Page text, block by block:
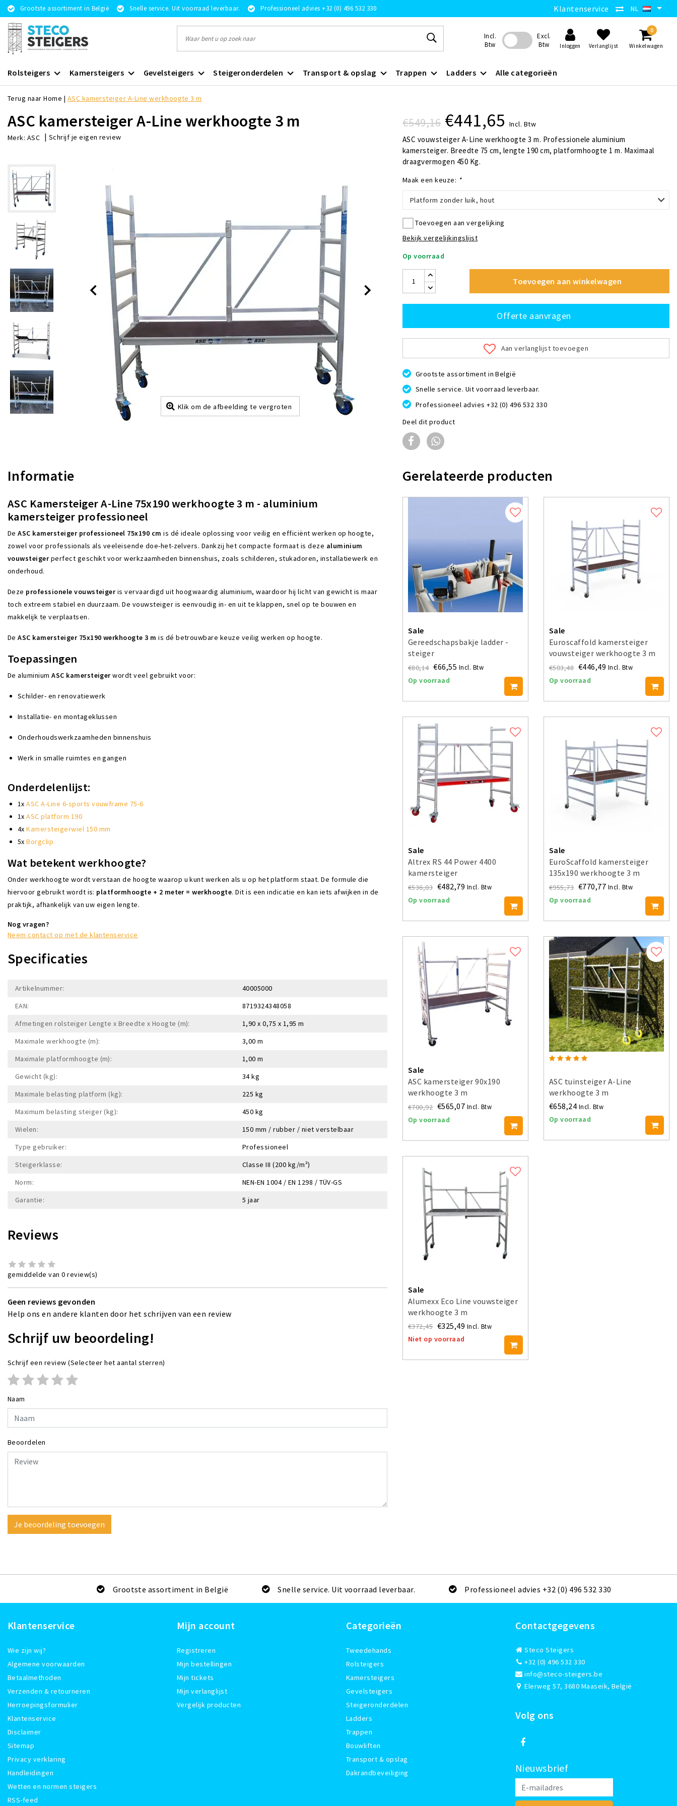
Grootste assortiment in België Snelle service. Uit voorraad leverbaar. Professioneel advies +32 (0) 496 532 330 Klantenservice NL
Incl.
Btw
Excl.
Btw
Inloggen Verlanglijst
0
Winkelwagen
Rolsteigers Kamersteigers Gevelsteigers Steigeronderdelen Transport & opslag Trappen Ladders Alle categorieën
Terug naar Home | ASC kamersteiger A-Line werkhoogte 3 m
ASC kamersteiger A-Line werkhoogte 3 m
Merk: ASC | Schrijf je eigen review
Klik om de afbeelding te vergroten
€549,16 €441,65 Incl. Btw
ASC vouwsteiger A-Line werkhoogte 3 m. Professionele aluminium
kamersteiger. Breedte 75 cm, lengte 190 cm, platformhoogte 1 m. Maximaal
draagvermogen 450 Kg.
Maak een keuze: *
Platform zonder luik, hout
Toevoegen aan vergelijking
Bekijk vergelijkingslijst
Op voorraad
Toevoegen aan winkelwagen
Offerte aanvragen
Aan verlanglijst toevoegen
Grootste assortiment in België
Snelle service. Uit voorraad leverbaar.
Professioneel advies +32 (0) 496 532 330
Deel dit product
Informatie
ASC Kamersteiger A-Line 75x190 werkhoogte 3 m - aluminium
kamersteiger professioneel
DeASC kamersteiger professioneel 75x190 cm is dé ideale oplossing voor veilig en efficiënt werken op hoogte,
zowel voor professionals als veeleisende doe-het-zelvers. Dankzij het compacte formaat is deze aluminium
vouwsteigerperfect geschikt voor werkzaamheden binnenshuis, zoals schilderen, stukadoren, installatiewerk en
onderhoud.
Deze professionele vouwsteigeris vervaardigd uit hoogwaardig aluminium, waardoor hij licht van gewicht is maar
toch extreem stabiel en duurzaam. De vouwsteiger is eenvoudig in- en uit te klappen, snel op te bouwen en
makkelijk te verplaatsen.
DeASC kamersteiger 75x190 werkhoogte 3 m is dé betrouwbare keuze veilig werken op hoogte.
Toepassingen
De aluminiumASC kamersteigerwordt veel gebruikt voor:
Schilder- en renovatiewerk
Installatie- en montageklussen
Onderhoudswerkzaamheden binnenshuis
Werk in smalle ruimtes en gangen
Onderdelenlijst:
1xASC A-Line 6-sports vouwframe 75-6
1xASC platform 190
4xKamersteigerwiel 150 mm
5xBorgclip
Wat betekent werkhoogte?
Onder werkhoogte wordt verstaan de hoogte waarop u kunt werken als u op het platform staat. De formule die
hiervoor gebruikt wordt is: platformhoogte + 2 meter = werkhoogte. Dit is een indicatie en kan iets afwijken in de
praktijk, afhankelijk van uw eigen lengte.
Nog vragen?
Neem contact op met de klantenservice
Specificaties
Artikelnummer:
40005000
EAN:
8719324348058
Afmetingen rolsteiger Lengte x Breedte x Hoogte (m):
1,90 x 0,75 x 1,95 m
Maximale werkhoogte (m):
3,00 m
Maximale platformhoogte (m):
1,00 m
Gewicht (kg):
34 kg
Maximale belasting platform (kg):
225 kg
Maximum belasting steiger (kg):
450 kg
Wielen:
150 mm / rubber / niet verstelbaar
Type gebruiker:
Professioneel
Steigerklasse:
Classe III (200 kg/m²)
Norm:
NEN-EN 1004 / EN 1298 / TÜV-GS
Garantie:
5 jaar
Reviews
gemiddelde van 0 review(s)
Geen reviews gevonden
Help ons en andere klanten door het schrijven van een review
Schrijf uw beoordeling!
Schrijf een review (Selecteer het aantal sterren)
Naam
Beoordelen
Je beoordeling toevoegen
Gerelateerde producten
Sale
Gereedschapsbakje ladder -
steiger
€80,14 €66,55 Incl. Btw
Op voorraad
Sale
Euroscaffold kamersteiger
vouwsteiger werkhoogte 3 m
€503,48 €446,49 Incl. Btw
Op voorraad
Sale
Altrex RS 44 Power 4400
kamersteiger
€536,03 €482,79 Incl. Btw
Op voorraad
Sale
EuroScaffold kamersteiger
135x190 werkhoogte 3 m
€955,73 €770,77 Incl. Btw
Op voorraad
Sale
ASC kamersteiger 90x190
werkhoogte 3 m
€700,92 €565,07 Incl. Btw
Op voorraad
ASC tuinsteiger A-Line
werkhoogte 3 m
€658,24 Incl. Btw
Op voorraad
Sale
Alumexx Eco Line vouwsteiger
werkhoogte 3 m
€372,45 €325,49 Incl. Btw
Niet op voorraad
Grootste assortiment in België Snelle service. Uit voorraad leverbaar. Professioneel advies +32 (0) 496 532 330
Klantenservice
Wie zijn wij?
Algemene voorwaarden
Betaalmethoden
Verzenden & retourneren
Herroepingsformulier
Klantenservice
Disclaimer
Sitemap
Privacy verklaring
Handleidingen
Wetten en normen steigers
RSS-feed
Mijn account
Registreren
Mijn bestellingen
Mijn tickets
Mijn verlanglijst
Vergelijk producten
Categorieën
Tweedehands
Rolsteigers
Kamersteigers
Gevelsteigers
Steigeronderdelen
Ladders
Trappen
Bouwliften
Transport & opslag
Dakrandbeveiliging
Contactgegevens
Steco Steigers
+32 (0) 496 532 330
info@steco-steigers.be
Elerweg 57, 3680 Maaseik, België
Volg ons
Nieuwsbrief